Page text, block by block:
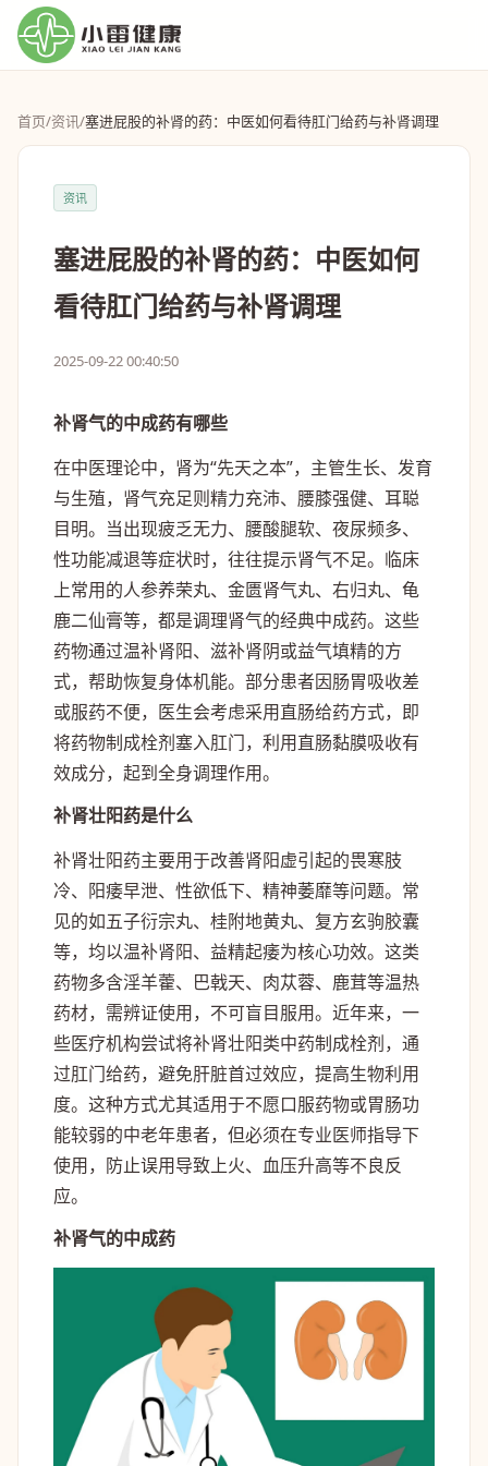
首页/资讯/塞进屁股的补肾的药：中医如何看待肛门给药与补肾调理
资讯
塞进屁股的补肾的药：中医如何
看待肛门给药与补肾调理
2025-09-22 00:40:50
补肾气的中成药有哪些
在中医理论中，肾为“先天之本”，主管生长、发育
与生殖，肾气充足则精力充沛、腰膝强健、耳聪
目明。当出现疲乏无力、腰酸腿软、夜尿频多、
性功能减退等症状时，往往提示肾气不足。临床
上常用的人参养荣丸、金匮肾气丸、右归丸、龟
鹿二仙膏等，都是调理肾气的经典中成药。这些
药物通过温补肾阳、滋补肾阴或益气填精的方
式，帮助恢复身体机能。部分患者因肠胃吸收差
或服药不便，医生会考虑采用直肠给药方式，即
将药物制成栓剂塞入肛门，利用直肠黏膜吸收有
效成分，起到全身调理作用。
补肾壮阳药是什么
补肾壮阳药主要用于改善肾阳虚引起的畏寒肢
冷、阳痿早泄、性欲低下、精神萎靡等问题。常
见的如五子衍宗丸、桂附地黄丸、复方玄驹胶囊
等，均以温补肾阳、益精起痿为核心功效。这类
药物多含淫羊藿、巴戟天、肉苁蓉、鹿茸等温热
药材，需辨证使用，不可盲目服用。近年来，一
些医疗机构尝试将补肾壮阳类中药制成栓剂，通
过肛门给药，避免肝脏首过效应，提高生物利用
度。这种方式尤其适用于不愿口服药物或胃肠功
能较弱的中老年患者，但必须在专业医师指导下
使用，防止误用导致上火、血压升高等不良反
应。
补肾气的中成药